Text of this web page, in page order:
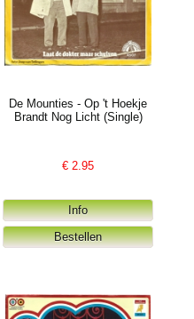
De Mounties - Op 't Hoekje
Brandt Nog Licht (Single)
€ 2.95